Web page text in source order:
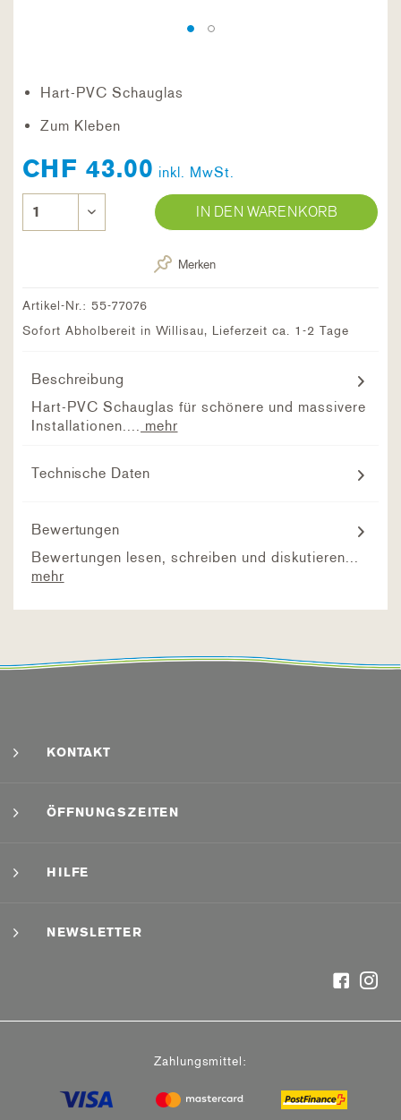
Hart-PVC Schauglas
Zum Kleben
CHF 43.00 inkl. MwSt.
IN DEN WARENKORB
Merken
Artikel-Nr.: 55-77076
Sofort Abholbereit in Willisau, Lieferzeit ca. 1-2 Tage
Beschreibung
Hart-PVC Schauglas für schönere und massivere
Installationen....
mehr
Technische Daten
Bewertungen
Bewertungen lesen, schreiben und diskutieren...
mehr
KONTAKT
ÖFFNUNGSZEITEN
HILFE
NEWSLETTER
Zahlungsmittel: